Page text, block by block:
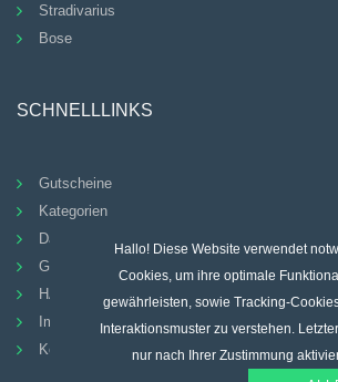
Hallo! Diese Website verwendet
Cookies, um ihre optimale
gewährleisten, sowie Tracking-
Interaktionsmuster zu verstehen.
nur nach Ihrer Zustimmung
Stradivarius
Bose
SCHNELLLINKS
Gutscheine
Kategorien
Datenschutz-Bestimmungen
Geschäftsbedingungen
HÄUFIG GESTELLTE FRAGEN
Impressum
Kontakt